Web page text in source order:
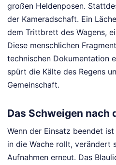
großen Heldenposen.
der Kameradschaft. Ein
dem Trittbrett des Wagens,
Diese menschlichen
technischen Dokumentation
spürt die Kälte des Regens
Gemeinschaft.
Das Schweigen nach
Wenn der Einsatz beendet
in die Wache rollt, verändert
Aufnahmen erneut. Das